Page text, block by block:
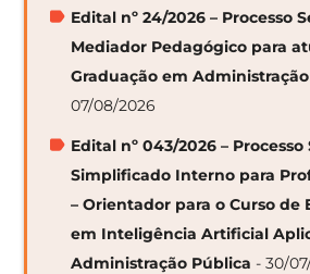
Edital nº 24/2026 – Processo
Mediador Pedagógico para
Graduação em
07/08/2026
Edital nº 043/2026 – Processo
Simplificado Interno para
– Orientador para o Curso de
em Inteligência Artificial
Administração Pública - 30/